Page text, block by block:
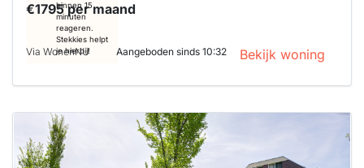
binnen 15
minuten
reageren.
Stekkies helpt
je hierbij!
€1795 per maand
Via WonenNU Aangeboden sinds 10:32 Bekijk woning
Deze woning
is
waarschijnlijk